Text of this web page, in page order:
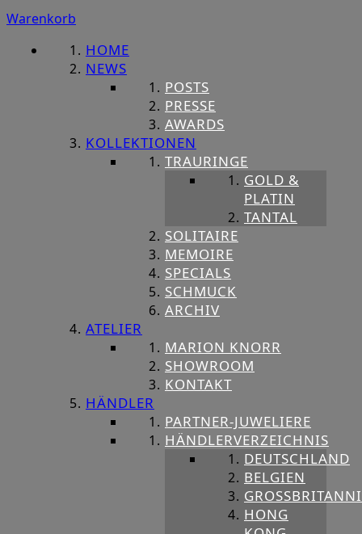
Warenkorb
HOME
NEWS
POSTS
PRESSE
AWARDS
KOLLEKTIONEN
TRAURINGE
GOLD &
PLATIN
TANTAL
SOLITAIRE
MEMOIRE
SPECIALS
SCHMUCK
ARCHIV
ATELIER
MARION KNORR
SHOWROOM
KONTAKT
HÄNDLER
PARTNER-JUWELIERE
HÄNDLERVERZEICHNIS
DEUTSCHLAND
BELGIEN
HONG